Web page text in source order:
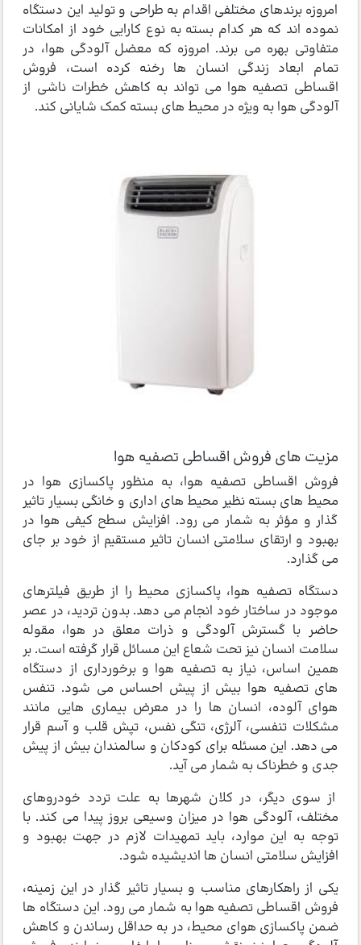
امروزه برندهای مختلفی اقدام به طراحی و تولید این دستگاه
نموده اند که هر کدام بسته به نوع کارایی خود از امکانات
متفاوتی بهره می برند. امروزه که معضل آلودگی هوا، در
تمام ابعاد زندگی انسان ها رخنه کرده است، فروش
اقساطی تصفیه هوا می تواند به کاهش خطرات ناشی از
آلودگی هوا به ویژه در محیط های بسته کمک شایانی کند.
مزیت های فروش اقساطی تصفیه هوا
فروش اقساطی تصفیه هوا، به منظور پاکسازی هوا در
محیط های بسته نظیر محیط های اداری و خانگی بسیار تاثیر
گذار و مؤثر به شمار می رود. افزایش سطح کیفی هوا در
بهبود و ارتقای سلامتی انسان تاثیر مستقیم از خود بر جای
می گذارد.
دستگاه تصفیه هوا، پاکسازی محیط را از طریق فیلترهای
موجود در ساختار خود انجام می دهد. بدون تردید، در عصر
حاضر با گسترش آلودگی و ذرات معلق در هوا، مقوله
سلامت انسان نیز تحت شعاع این مسائل قرار گرفته است. بر
همین اساس، نیاز به تصفیه هوا و برخورداری از دستگاه
های تصفیه هوا بیش از پیش احساس می شود. تنفس
هوای آلوده، انسان ها را در معرض بیماری هایی مانند
مشکلات تنفسی، آلرژی، تنگی نفس، تپش قلب و آسم قرار
می دهد. این مسئله برای کودکان و سالمندان بیش از پیش
جدی و خطرناک به شمار می آید.
از سوی دیگر، در کلان شهرها به علت تردد خودروهای
مختلف، آلودگی هوا در میزان وسیعی بروز پیدا می کند. با
توجه به این موارد، باید تمهیدات لازم در جهت بهبود و
افزایش سلامتی انسان ها اندیشیده شود.
یکی از راهکارهای مناسب و بسیار تاثیر گذار در این زمینه،
فروش اقساطی تصفیه هوا به شمار می رود. این دستگاه ها
ضمن پاکسازی هوای محیط، در به حداقل رساندن و کاهش